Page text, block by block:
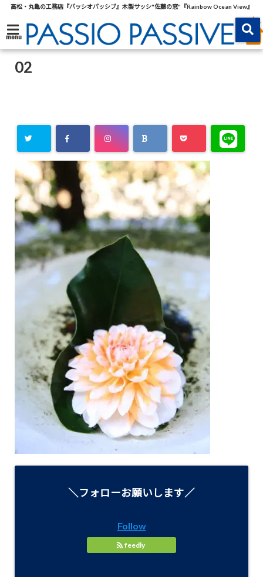
高松・丸亀の工務店『パッシオパッシブ』木製サッシ"佐藤の窓"『Rainbow Ocean View』
menu
02
＼フォローお願いします／
Follow
feedly